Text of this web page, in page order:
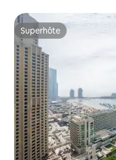
Superhôte
Superhôte